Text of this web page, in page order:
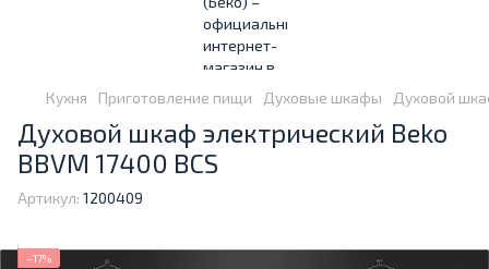
Кухня Приготовление пищи Духовые шкафы Духовой
Духовой шкаф электрический Beko
BBVM 17400 BCS
Артикул: 1200409
−17%